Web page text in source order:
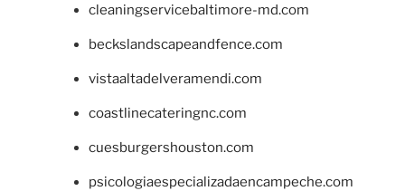
cleaningservicebaltimore-md.com
beckslandscapeandfence.com
vistaaltadelveramendi.com
coastlinecateringnc.com
cuesburgershouston.com
psicologiaespecializadaencampeche.com